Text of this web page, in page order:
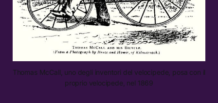
Thomas McCall, uno degli inventori del velocipede, posa con il
proprio velocipede, nel 1869